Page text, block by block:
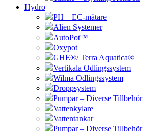
Hydro
PH – EC-mätare
Alien Systemer
AutoPot™
Oxypot
GHE®/ Terra Aquatica®
Vertikala Odlingssystem
Wilma Odlingssystem
Droppsystem
Pumpar – Diverse Tillbehör
Vattenkylare
Vattentankar
Pumpar – Diverse Tillbehör